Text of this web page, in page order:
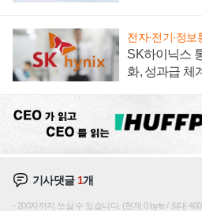
전자·전기·정보
SK하이닉스
화, 성과급 체
기사댓글 1개
200자까지 쓰실 수 있습니다. (현재 0 byte / 최대